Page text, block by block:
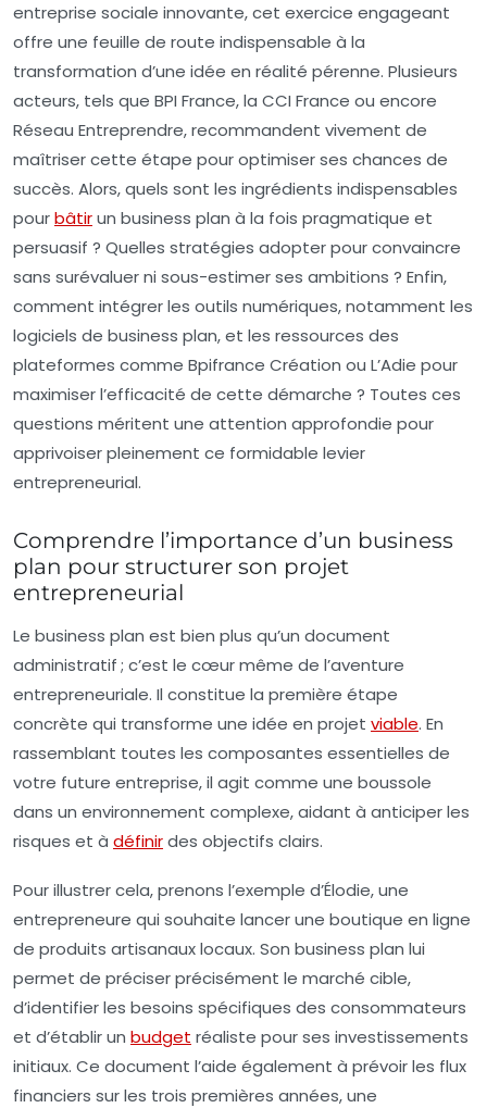
entreprise sociale innovante, cet exercice engageant
offre une feuille de route indispensable à la
transformation d’une idée en réalité pérenne. Plusieurs
acteurs, tels que BPI France, la CCI France ou encore
Réseau Entreprendre, recommandent vivement de
maîtriser cette étape pour optimiser ses chances de
succès. Alors, quels sont les ingrédients indispensables
pourbâtirun business plan à la fois pragmatique et
persuasif ? Quelles stratégies adopter pour convaincre
sans surévaluer ni sous-estimer ses ambitions ? Enfin,
comment intégrer les outils numériques, notamment les
logiciels de business plan, et les ressources des
plateformes comme Bpifrance Création ou L’Adie pour
maximiser l’efficacité de cette démarche ? Toutes ces
questions méritent une attention approfondie pour
apprivoiser pleinement ce formidable levier
entrepreneurial.
Comprendre l’importance d’un business
plan pour structurer son projet
entrepreneurial
Le business plan est bien plus qu’un document
administratif ; c’est le cœur même de l’aventure
entrepreneuriale. Il constitue la première étape
concrète qui transforme une idée en projet viable. En
rassemblant toutes les composantes essentielles de
votre future entreprise, il agit comme une boussole
dans un environnement complexe, aidant à anticiper les
risques et à définirdes objectifs clairs.
Pour illustrer cela, prenons l’exemple d’Élodie, une
entrepreneure qui souhaite lancer une boutique en ligne
de produits artisanaux locaux. Son business plan lui
permet de préciser précisément le marché cible,
d’identifier les besoins spécifiques des consommateurs
et d’établir un budget réaliste pour ses investissements
initiaux. Ce document l’aide également à prévoir les flux
financiers sur les trois premières années, une